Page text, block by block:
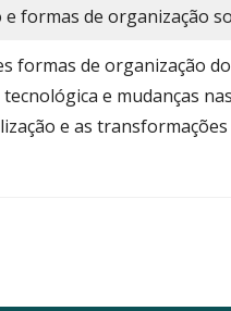
formas de organização
formas de organização
e mudanças
e as